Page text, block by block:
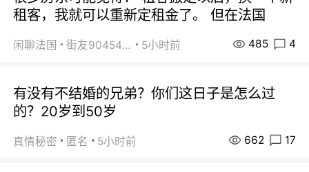
租客，我就可以重新定租金了。 但在法国
闲聊法国 街友90454511 5小时前 485 4
有没有不结婚的兄弟？你们这日子是怎么过
的？20岁到50岁
真情秘密 匿名 5小时前 662 17